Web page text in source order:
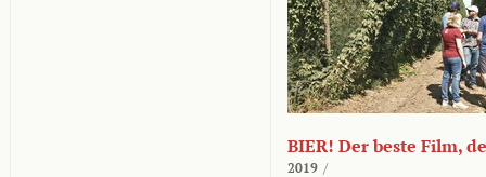
BIER! Der beste Film,
2019 /